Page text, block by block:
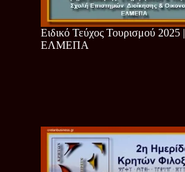
Ειδικό Τεύχος Τουρισμού 2025 |
ΕΛΜΕΠΑ